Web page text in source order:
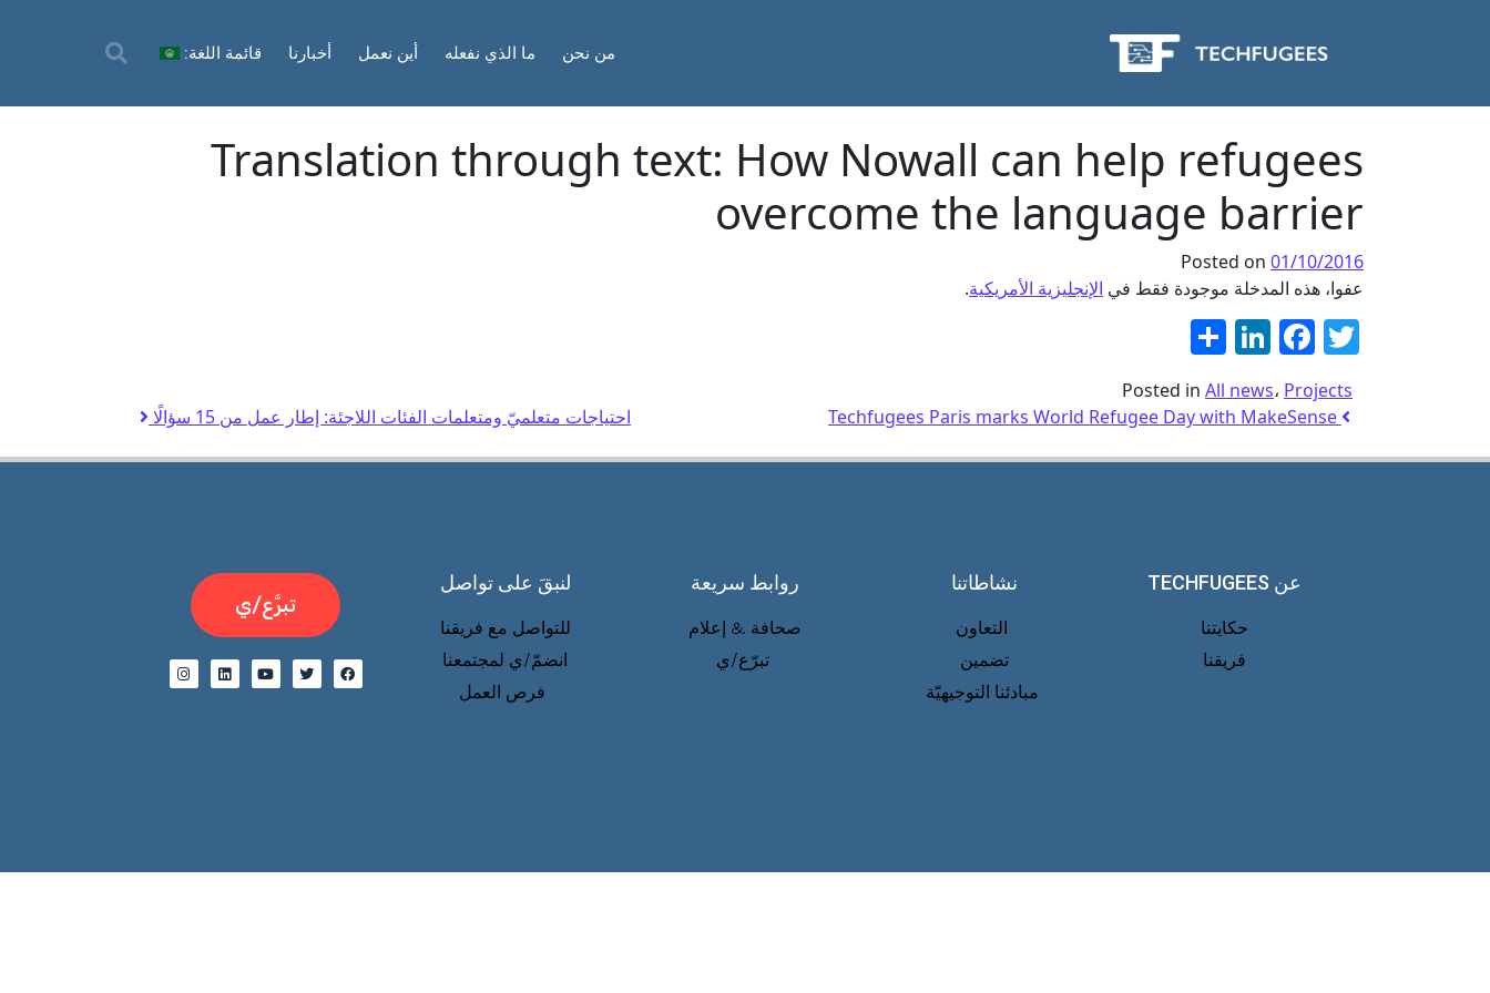
من نحن ما الذي نفعله أين نعمل أخبارنا قائمة اللغة:
Translation through text: How Nowall can help refugees
overcome the language barrier
Posted on 01/10/2016
عفوا، هذه المدخلة موجودة فقط في الإنجليزية الأمريكية.
Twitter
Facebook
LinkedIn
Posted in All news، Projects
احتياجات متعلميّ ومتعلمات الفئات اللاجئة: إطار عمل من 15 سؤالًا
عن TECHFUGEES
حكايتنا
فريقنا
نشاطاتنا
التعاون
تضمين
مبادئنا التوجيهيّة
روابط سريعة
صحافة & إعلام
تبرّع/ي
لنبقَ على تواصل
للتواصل مع فريقنا
انضمّ/ي لمجتمعنا
فرص العمل
تبرَّع/ي